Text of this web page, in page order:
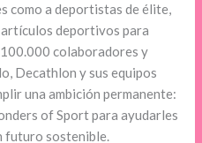
como a deportistas de élite,
deportivos para
colaboradores y
Decathlon y sus equipos
una ambición permanente:
of Sport para ayudarles
futuro sostenible.